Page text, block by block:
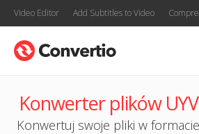
Video Editor Add Subtitles to Video
Konwerter plików
Konwertuj swoje pliki w